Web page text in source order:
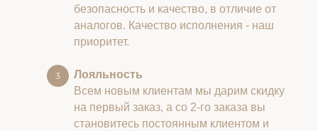
безопасность и качество, в отличие от
аналогов. Качество исполнения - наш
приоритет.
Лояльность
Всем новым клиентам мы дарим скидку
на первый заказ, а со 2-го заказа вы
становитесь постоянным клиентом и